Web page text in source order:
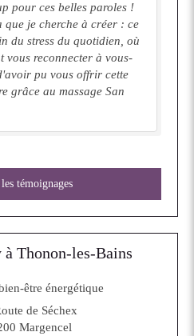
pour ces belles paroles !
que je cherche à créer : ce
du stress du quotidien, où
vous reconnecter à vous-
pu vous offrir cette
grâce au massage San
témoignages
Thonon-les-Bains
être énergétique
de Séchex
Margencel